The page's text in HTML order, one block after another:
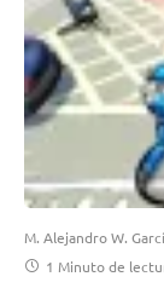
M. Alejandro W.
1 Minuto de